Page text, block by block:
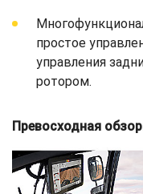
простое
управления
ротором.
Превосходная